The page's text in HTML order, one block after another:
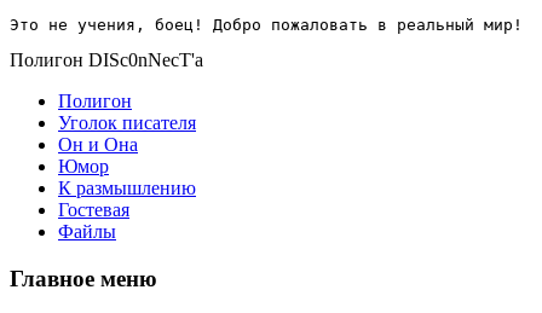
Это не учения, боец! Добро пожаловать в реальный мир!
Полигон DISc0nNecT'a
Полигон
Уголок писателя
Он и Она
Юмор
К размышлению
Гостевая
Файлы
Главное меню